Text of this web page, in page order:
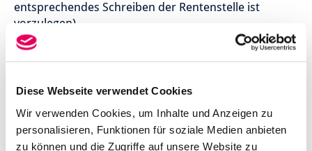
Diese Webseite verwendet Cookies
Wir verwenden Cookies, um Inhalte und Anzeigen zu
personalisieren, Funktionen für soziale Medien anbieten
zu können und die Zugriffe auf unsere Website zu
entsprechendes Schreiben der Rentenstelle ist
vorzulegen).
Allgemeinen beglaubigen, wenn das unterschriebene
Schriftstück einerBehörde vorgelegtwerden soll.